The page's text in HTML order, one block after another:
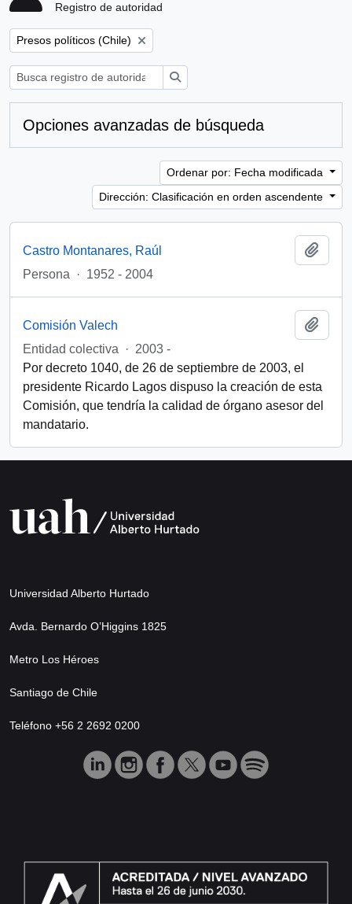
Registro de autoridad
Remove filter:
Presos políticos (Chile)
Opciones avanzadas de búsqueda
Ordenar por: Fecha modificada
Dirección: Clasificación en orden ascendente
Castro Montanares, Raúl
Persona
· 1952 - 2004
Comisión Valech
Entidad colectiva
· 2003 -
Por decreto 1040, de 26 de septiembre de 2003, el
presidente Ricardo Lagos dispuso la creación de esta
Comisión, que tendría la calidad de órgano asesor del
mandatario.
Universidad Alberto Hurtado
Avda. Bernardo O’Higgins 1825
Metro Los Héroes
Santiago de Chile
Teléfono +56 2 2692 0200